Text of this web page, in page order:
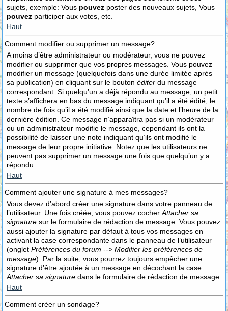
sujets, exemple: Vous pouvez poster des nouveaux sujets, Vous
pouvez participer aux votes, etc.
Haut
Comment modifier ou supprimer un message?
A moins d’être administrateur ou modérateur, vous ne pouvez
modifier ou supprimer que vos propres messages. Vous pouvez
modifier un message (quelquefois dans une durée limitée après
sa publication) en cliquant sur le bouton éditer du message
correspondant. Si quelqu’un a déjà répondu au message, un petit
texte s’affichera en bas du message indiquant qu’il a été édité, le
nombre de fois qu’il a été modifié ainsi que la date et l’heure de la
dernière édition. Ce message n’apparaîtra pas si un modérateur
ou un administrateur modifie le message, cependant ils ont la
possibilité de laisser une note indiquant qu’ils ont modifié le
message de leur propre initiative. Notez que les utilisateurs ne
peuvent pas supprimer un message une fois que quelqu’un y a
répondu.
Haut
Comment ajouter une signature à mes messages?
Vous devez d’abord créer une signature dans votre panneau de
l’utilisateur. Une fois créée, vous pouvez cocher Attacher sa
signature sur le formulaire de rédaction de message. Vous pouvez
aussi ajouter la signature par défaut à tous vos messages en
activant la case correspondante dans le panneau de l’utilisateur
(onglet Préférences du forum --> Modifier les préférences de
message). Par la suite, vous pourrez toujours empêcher une
signature d’être ajoutée à un message en décochant la case
Attacher sa signature dans le formulaire de rédaction de message.
Haut
Comment créer un sondage?